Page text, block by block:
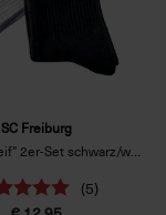
SC Freiburg
Socken "Greif" 2er-Set schwarz/weiß
(5)